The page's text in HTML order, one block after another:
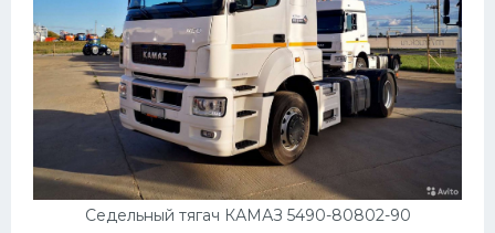
Седельный тягач КАМАЗ 5490-80802-90